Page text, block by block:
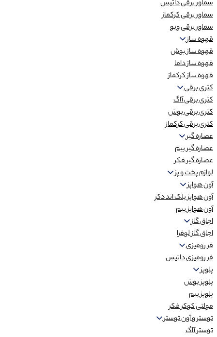
سماور برقی داتیس
سماور برقی کرکماز
سماور برقی ویو
قهوه ساز
قهوه ساز بوش
قهوه ساز داما
قهوه ساز کرکماز
کتری برقی
کتری برقی آاگ
کتری برقی بوش
کتری برقی کرکماز
عصاره گیر
عصاره گیر بیم
عصاره گیر فکر
لوازم پخت و پز
آون هواپز
آون هواپز بلک اند دکر
آون هواپز بیم
اجاق گاز
اجاق گاز لوفرا
فر رومیزی
فر رومیزی داتیس
پلوپز
پلوپز بوش
پلوپز بیم
مولتی کوکر فکر
توستر و آون توستر
توستر آاگ